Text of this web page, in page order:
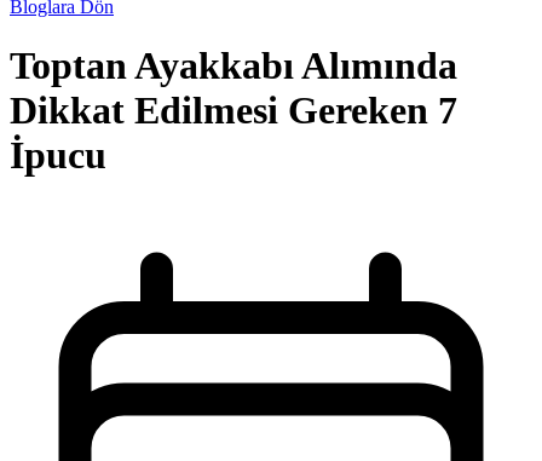
Bloglara Dön
Toptan Ayakkabı Alımında
Dikkat Edilmesi Gereken 7
İpucu